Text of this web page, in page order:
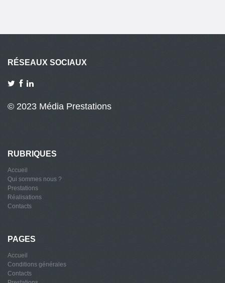
RÉSEAUX SOCIAUX
© 2023 Média Prestations
RUBRIQUES
Accueil
Qui sommes nous ?
Prestations
Réalisations
Contacts
PAGES
Accueil
Conditions générales
Contacts